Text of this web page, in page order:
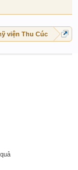
viện Thu Cúc